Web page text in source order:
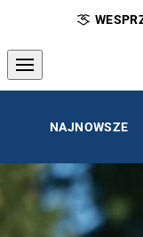
NAJNOWSZE